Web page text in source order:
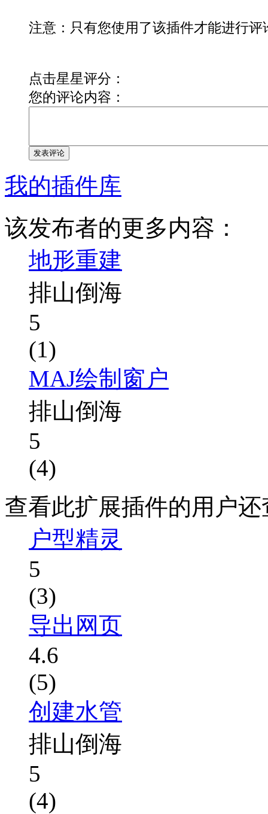
注意：只有您使用了该插件才能进行评
点击星星评分：
您的评论内容：
发表评论
我的插件库
该发布者的更多内容：
地形重建
排山倒海
5
(1)
MAJ绘制窗户
排山倒海
5
(4)
查看此扩展插件的用户
户型精灵
5
(3)
导出网页
4.6
(5)
创建水管
排山倒海
5
(4)